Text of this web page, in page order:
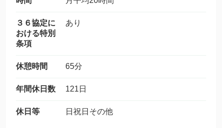
３６協定に
おける特別
条項
あり
休憩時間 65分
年間休日数 121日
休日等 日祝日その他